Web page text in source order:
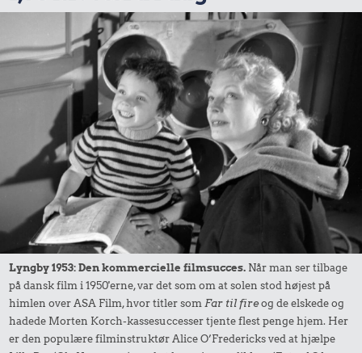
Lyngby 1953: Den kommercielle filmsucces. Når man ser tilbage
på dansk film i 1950'erne, var det som om at solen stod højest på
himlen over ASA Film, hvor titler som Far til fireog de elskede og
hadede Morten Korch-kassesuccesser tjente flest penge hjem. Her
er den populære filminstruktør Alice O’Fredericks ved at hjælpe